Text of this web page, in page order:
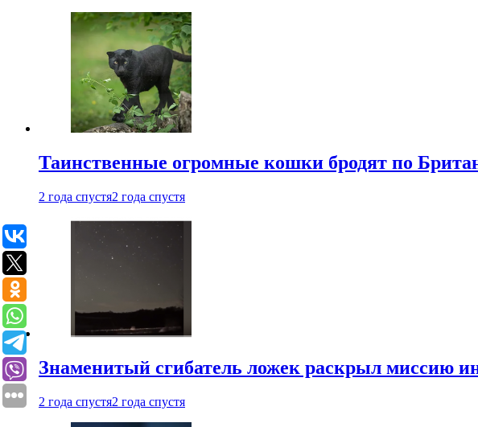
Таинственные огромные кошки бродят по
2 года спустя2 года спустя
Знаменитый сгибатель ложек раскрыл миссию
2 года спустя2 года спустя